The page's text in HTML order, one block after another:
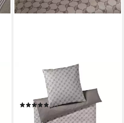
Bettwäsche Cornflower
(1)
149,00 €